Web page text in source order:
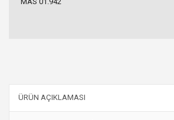
ÜRÜN AÇIKLAMASI